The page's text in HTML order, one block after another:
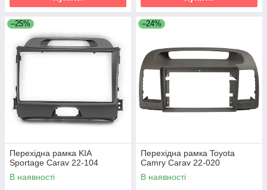
–25%
Перехідна рамка KIA
Sportage Carav 22-104
В наявності
–24%
Перехідна рамка Toyota
Camry Carav 22-020
В наявності